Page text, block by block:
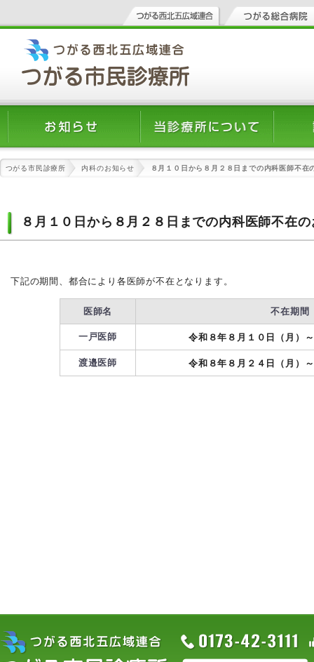
つがる市民診療所 内科のお知らせ ８月１０日から８月２８日までの内科医師不在
８月１０日から８月２８日までの内科医師不在
下記の期間、都合により各医師が不在となります。
医師名
不在期間
一戸医師
令和８年８月１０日（月）
渡邉医師
令和８年８月２４日（月）